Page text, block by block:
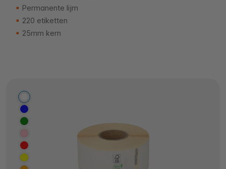
Permanente lijm
220 etiketten
25mm kern